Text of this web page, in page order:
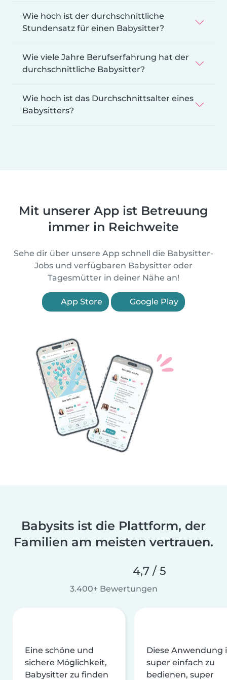
Wie hoch ist der durchschnittliche
Stundensatz für einen Babysitter?
Wie viele Jahre Berufserfahrung hat der
durchschnittliche Babysitter?
Wie hoch ist das Durchschnittsalter eines
Babysitters?
Mit unserer App ist Betreuung
immer in Reichweite
Sehe dir über unsere App schnell die Babysitter-
Jobs und verfügbaren Babysitter oder
Tagesmütter in deiner Nähe an!
App Store Google Play
Babysits ist die Plattform, der
Familien am meisten vertrauen.
4,7 / 5
3.400+ Bewertungen
Eine schöne und
sichere Möglichkeit,
Babysitter zu finden
Diese Anwendung
super einfach zu
bedienen, super